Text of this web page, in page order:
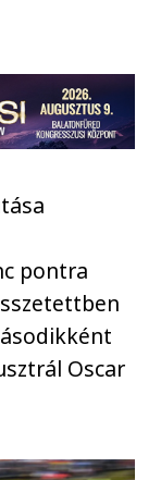
pontra
Oscar